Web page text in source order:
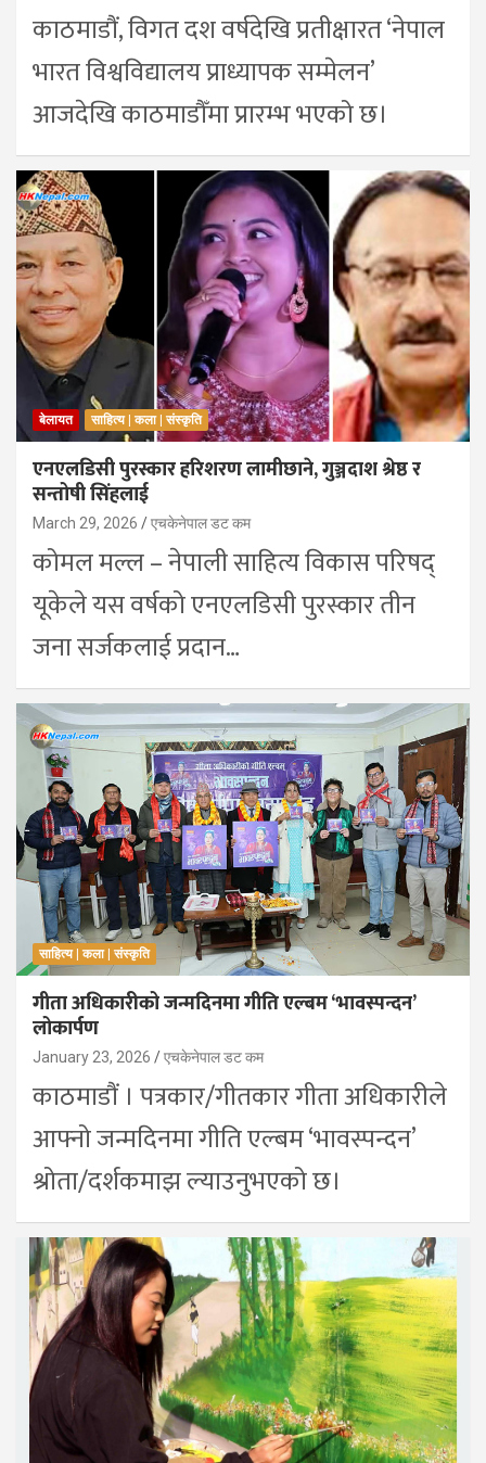
काठमाडौं, विगत दश वर्षदेखि प्रतीक्षारत ‘नेपाल
भारत विश्वविद्यालय प्राध्यापक सम्मेलन’
आजदेखि काठमाडौँमा प्रारम्भ भएको छ।
बेलायत साहित्य | कला | संस्कृति
एनएलडिसी पुरस्कार हरिशरण लामीछाने, गुञ्जदाश श्रेष्ठ र
सन्तोषी सिंहलाई
March 29, 2026 एचकेनेपाल डट कम
कोमल मल्ल – नेपाली साहित्य विकास परिषद्
यूकेले यस वर्षको एनएलडिसी पुरस्कार तीन
जना सर्जकलाई प्रदान…
साहित्य | कला | संस्कृति
गीता अधिकारीको जन्मदिनमा गीति एल्बम ‘भावस्पन्दन’
लोकार्पण
January 23, 2026 एचकेनेपाल डट कम
काठमाडौं । पत्रकार/गीतकार गीता अधिकारीले
आफ्नो जन्मदिनमा गीति एल्बम ‘भावस्पन्दन’
श्रोता/दर्शकमाझ ल्याउनुभएको छ।